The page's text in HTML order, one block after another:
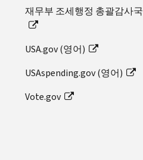
재무부 조세행정 총괄감사국
USA.gov (영어)
USAspending.gov (영어)
Vote.gov